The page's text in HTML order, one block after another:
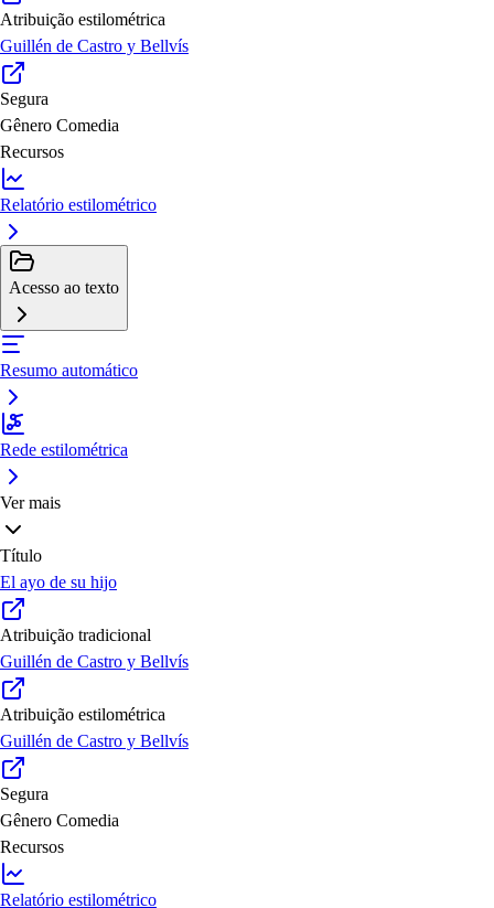
Atribuição estilométrica
Guillén de Castro y Bellvís
Segura
Gênero Comedia
Recursos
Relatório estilométrico
Acesso ao texto
Resumo automático
Rede estilométrica
Ver mais
Título
El ayo de su hijo
Atribuição tradicional
Guillén de Castro y Bellvís
Atribuição estilométrica
Guillén de Castro y Bellvís
Segura
Gênero Comedia
Recursos
Relatório estilométrico